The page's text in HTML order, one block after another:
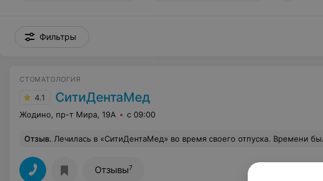
Фильтры
СТОМАТОЛОГИЯ
4.1 СитиДентаМед
Жодино, пр-т Мира, 19А с 09:00
Отзыв. Лечилась в «СитиДентаМед» во время своего отпуска. Времени было мало, а проблем с зубами много. Спасибо всему коллективу стоматологии за то, что записали меня по телефону, грамотно спланировали консультации всех специалистов и последующее лечение. И хоть придется приехать еще раз, но основные проблемы уже решены благодаря усилиям замечательных врачей. Особенно впечатлило меня то, что за один день мне подготовили зуб и поставили современную керамическую коронку. Теперь этот зуб невозможно отличить от соседних здоровых, и главное - за один день! Очень
Отзывы7